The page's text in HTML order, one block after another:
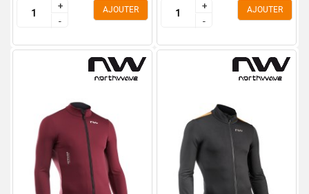
+
-
+
-
AJOUTER
+
-
+
-
AJOUTER